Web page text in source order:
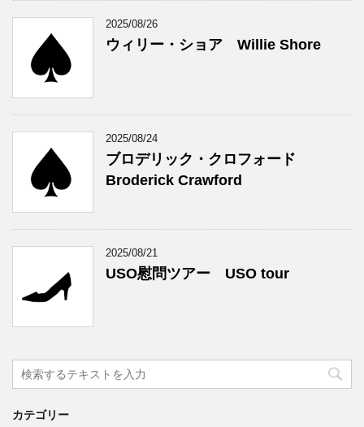
2025/08/26
ウィリー・ショア Willie Shore
2025/08/24
ブロデリック・クロフォード
Broderick Crawford
2025/08/21
USO慰問ツアー USO tour
カテゴリー